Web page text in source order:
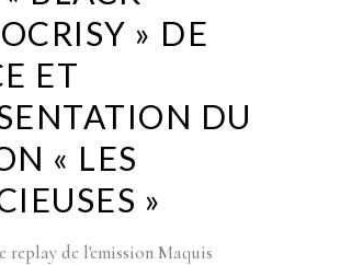
» DE
ET
DU
« LES
»
replay de l'emission Maquis